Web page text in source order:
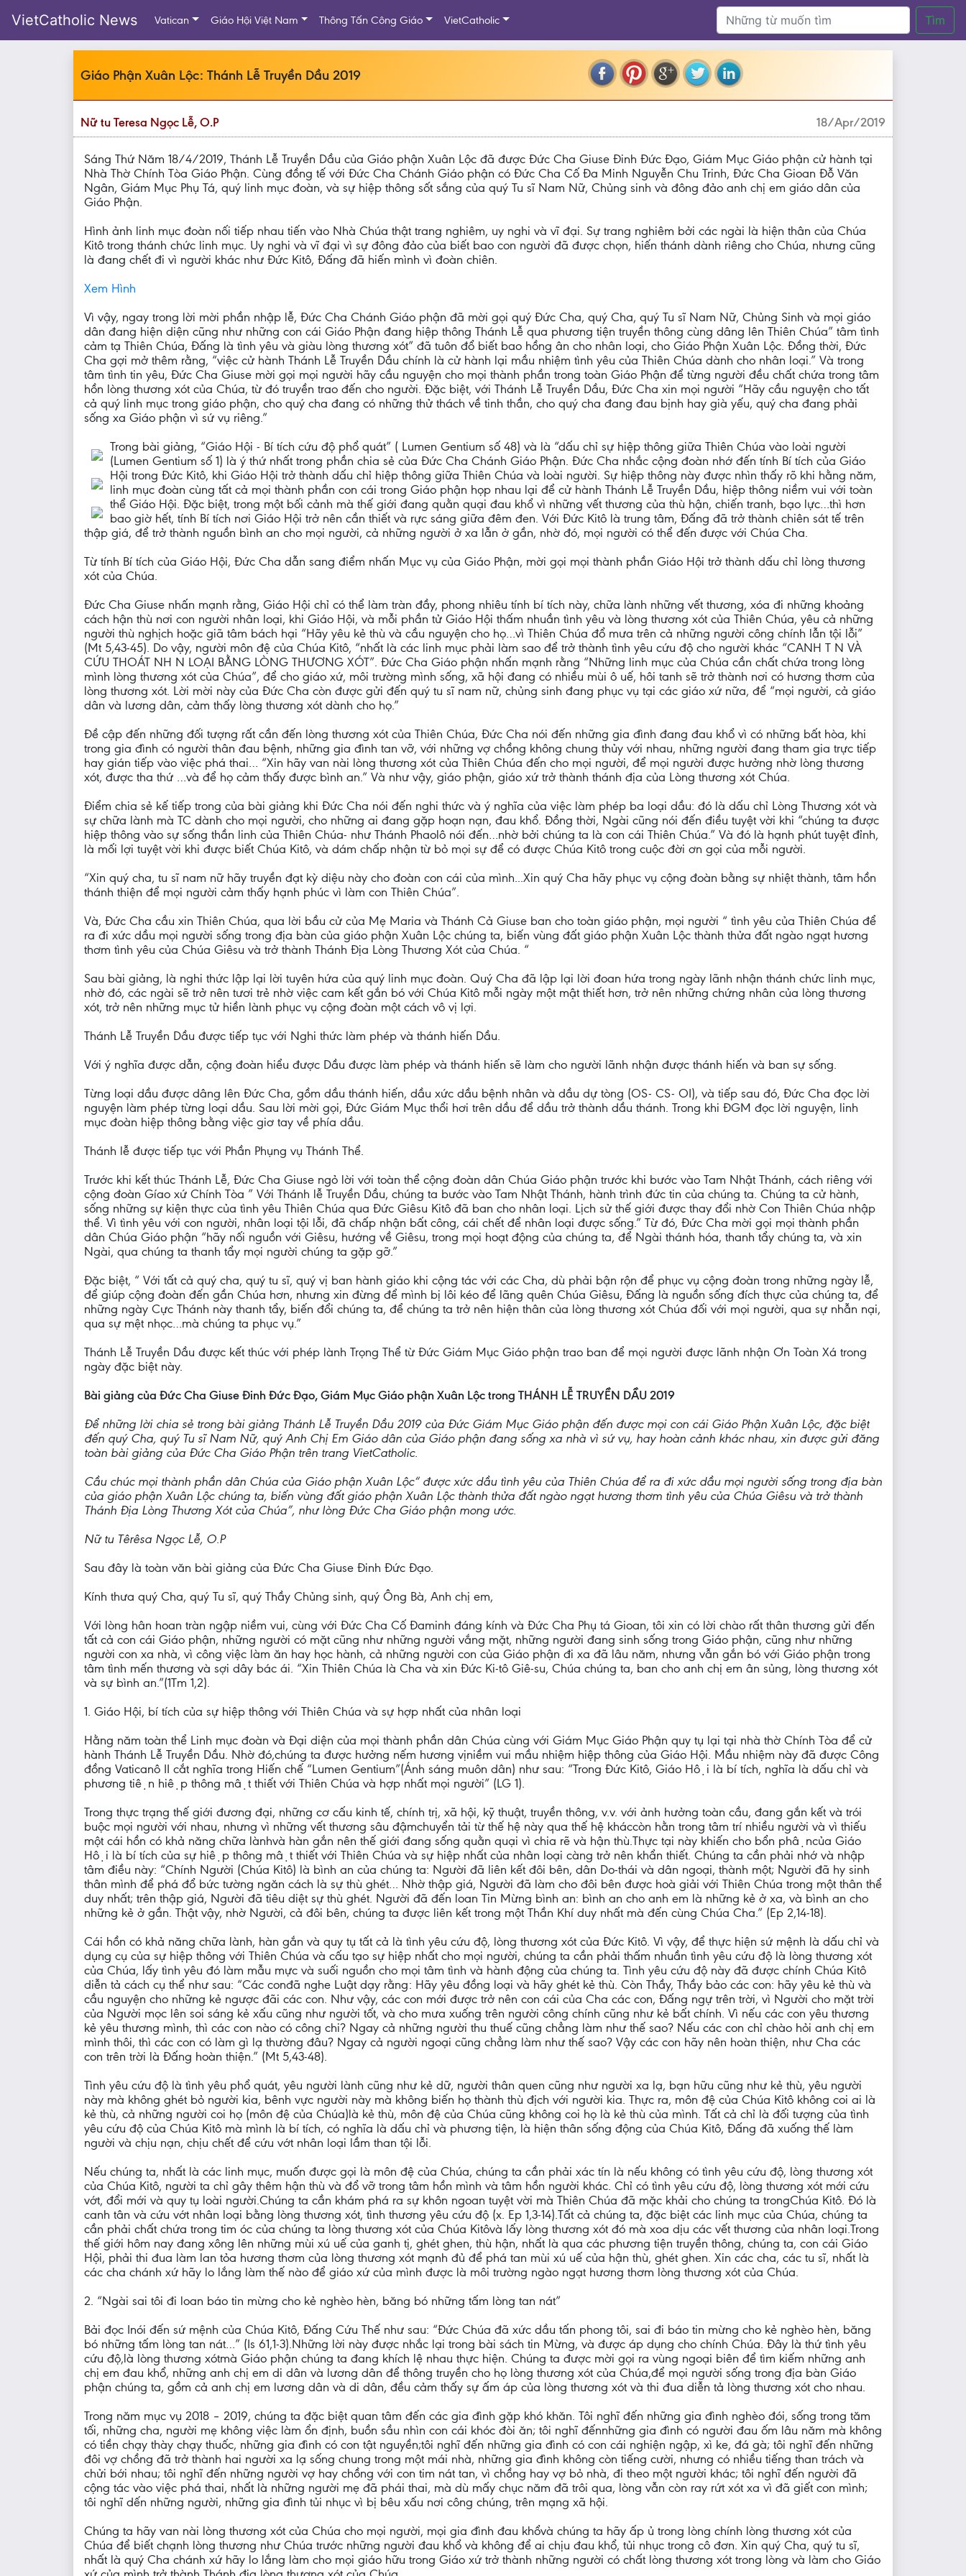
VietCatholic News Vatican Giáo Hội Việt Nam Thông Tấn Công Giáo VietCatholic Tìm
Giáo Phận Xuân Lộc: Thánh Lễ Truyền Dầu 2019
Nữ tu Teresa Ngọc Lễ, O.P 18/Apr/2019
Sáng Thứ Năm 18/4/2019, Thánh Lễ Truyền Dầu của Giáo phận Xuân Lộc đã được Đức Cha Giuse Đinh Đức Đạo, Giám Mục Giáo phận cử hành tại
Nhà Thờ Chính Tòa Giáo Phận. Cùng đồng tế với Đức Cha Chánh Giáo phận có Đức Cha Cố Đa Minh Nguyễn Chu Trinh, Đức Cha Gioan Đỗ Văn
Ngân, Giám Mục Phụ Tá, quý linh mục đoàn, và sự hiệp thông sốt sắng của quý Tu sĩ Nam Nữ, Chủng sinh và đông đảo anh chị em giáo dân của
Giáo Phận.
Hình ảnh linh mục đoàn nối tiếp nhau tiến vào Nhà Chúa thật trang nghiêm, uy nghi và vĩ đại. Sự trang nghiêm bởi các ngài là hiện thân của Chúa
Kitô trong thánh chức linh mục. Uy nghi và vĩ đại vì sự đông đảo của biết bao con người đã được chọn, hiến thánh dành riêng cho Chúa, nhưng cũng
là đang chết đi vì người khác như Đức Kitô, Đấng đã hiến mình vì đoàn chiên.
Xem Hình
Vì vậy, ngay trong lời mời phần nhập lễ, Đức Cha Chánh Giáo phận đã mời gọi quý Đức Cha, quý Cha, quý Tu sĩ Nam Nữ, Chủng Sinh và mọi giáo
dân đang hiện diện cũng như những con cái Giáo Phận đang hiệp thông Thánh Lễ qua phương tiện truyền thông cùng dâng lên Thiên Chúa” tâm tình
cảm tạ Thiên Chúa, Đấng là tình yêu và giàu lòng thương xót” đã tuôn đổ biết bao hồng ân cho nhân loại, cho Giáo Phận Xuân Lộc. Đồng thời, Đức
Cha gợi mở thêm rằng, “việc cử hành Thánh Lễ Truyền Dầu chính là cử hành lại mầu nhiệm tình yêu của Thiên Chúa dành cho nhân loại.” Và trong
tâm tình tin yêu, Đức Cha Giuse mời gọi mọi người hãy cầu nguyện cho mọi thành phần trong toàn Giáo Phận để từng người đều chất chứa trong tâm
hồn lòng thương xót của Chúa, từ đó truyền trao đến cho người. Đặc biệt, với Thánh Lễ Truyền Dầu, Đức Cha xin mọi người “Hãy cầu nguyện cho tất
cả quý linh mục trong giáo phận, cho quý cha đang có những thử thách về tinh thần, cho quý cha đang đau bịnh hay già yếu, quý cha đang phải
sống xa Giáo phận vì sứ vụ riêng.”
Trong bài giảng, “Giáo Hội - Bí tích cứu độ phổ quát” ( Lumen Gentium số 48) và là “dấu chỉ sự hiệp thông giữa Thiên Chúa vào loài người
(Lumen Gentium số 1) là ý thứ nhất trong phần chia sẻ của Đức Cha Chánh Giáo Phận. Đức Cha nhắc cộng đoàn nhớ đến tính Bí tích của Giáo
Hội trong Đức Kitô, khi Giáo Hội trở thành dấu chỉ hiệp thông giữa Thiên Chúa và loài người. Sự hiệp thông này được nhìn thấy rõ khi hằng năm,
linh mục đoàn cùng tất cả mọi thành phần con cái trong Giáo phận họp nhau lại để cử hành Thánh Lễ Truyền Dầu, hiệp thông niềm vui với toàn
thể Giáo Hội. Đặc biệt, trong một bối cảnh mà thế giới đang quằn quại đau khổ vì những vết thương của thù hận, chiến tranh, bạo lực…thì hơn
bao giờ hết, tính Bí tích nơi Giáo Hội trở nên cần thiết và rực sáng giữa đêm đen. Với Đức Kitô là trung tâm, Đấng đã trở thành chiên sát tế trên
thập giá, để trở thành nguồn bình an cho mọi người, cả những người ở xa lẫn ở gần, nhờ đó, mọi người có thể đến được với Chúa Cha.
Từ tính Bí tích của Giáo Hội, Đức Cha dẫn sang điểm nhấn Mục vụ của Giáo Phận, mời gọi mọi thành phần Giáo Hội trở thành dấu chỉ lòng thương
xót của Chúa.
Đức Cha Giuse nhấn mạnh rằng, Giáo Hội chỉ có thể làm tràn đầy, phong nhiêu tính bí tích này, chữa lành những vết thương, xóa đi những khoảng
cách hận thù nơi con người nhân loại, khi Giáo Hội, và mỗi phần tử Giáo Hội thấm nhuần tình yêu và lòng thương xót của Thiên Chúa, yêu cả những
người thù nghịch hoặc giã tâm bách hại “Hãy yêu kẻ thù và cầu nguyện cho họ…vì Thiên Chúa đổ mưa trên cả những người công chính lẫn tội lỗi”
(Mt 5,43-45). Do vậy, người môn đệ của Chúa Kitô, “nhất là các linh mục phải làm sao để trở thành tình yêu cứu độ cho người khác “CANH T N VÀ
CỨU THOÁT NH N LOẠI BẰNG LÒNG THƯƠNG XÓT”. Đức Cha Giáo phận nhấn mạnh rằng “Những linh mục của Chúa cần chất chứa trong lòng
mình lòng thương xót của Chúa”, để cho giáo xứ, môi trường mình sống, xã hội đang có nhiều mùi ô uế, hôi tanh sẽ trở thành nơi có hương thơm của
lòng thương xót. Lời mời này của Đức Cha còn được gửi đến quý tu sĩ nam nữ, chủng sinh đang phục vụ tại các giáo xứ nữa, để “mọi người, cả giáo
dân và lương dân, cảm thấy lòng thương xót dành cho họ.”
Đề cập đến những đối tượng rất cần đến lòng thương xót của Thiên Chúa, Đức Cha nói đến những gia đình đang đau khổ vì có những bất hòa, khi
trong gia đình có người thân đau bệnh, những gia đình tan vỡ, với những vợ chồng không chung thủy với nhau, những người đang tham gia trực tiếp
hay gián tiếp vào việc phá thai… “Xin hãy van nài lòng thương xót của Thiên Chúa đến cho mọi người, để mọi người được hưởng nhờ lòng thương
xót, được tha thứ …và để họ cảm thấy được bình an.” Và như vậy, giáo phận, giáo xứ trở thành thánh địa của Lòng thương xót Chúa.
Điểm chia sẻ kế tiếp trong của bài giảng khi Đức Cha nói đến nghi thức và ý nghĩa của việc làm phép ba loại dầu: đó là dấu chỉ Lòng Thương xót và
sự chữa lành mà TC dành cho mọi người, cho những ai đang gặp hoạn nạn, đau khổ. Đồng thời, Ngài cũng nói đến điều tuyệt vời khi “chúng ta được
hiệp thông vào sự sống thần linh của Thiên Chúa- như Thánh Phaolô nói đến…nhờ bởi chúng ta là con cái Thiên Chúa.” Và đó là hạnh phút tuyệt đỉnh,
là mối lợi tuyệt vời khi được biết Chúa Kitô, và dám chấp nhận từ bỏ mọi sự để có được Chúa Kitô trong cuộc đời ơn gọi của mỗi người.
“Xin quý cha, tu sĩ nam nữ hãy truyền đạt kỳ diệu này cho đoàn con cái của mình...Xin quý Cha hãy phục vụ cộng đoàn bằng sự nhiệt thành, tâm hồn
thánh thiện để mọi người cảm thấy hạnh phúc vì làm con Thiên Chúa”.
Và, Đức Cha cầu xin Thiên Chúa, qua lời bầu cử của Mẹ Maria và Thánh Cả Giuse ban cho toàn giáo phận, mọi người “ tình yêu của Thiên Chúa để
ra đi xức dầu mọi người sống trong địa bàn của giáo phận Xuân Lộc chúng ta, biến vùng đất giáo phận Xuân Lộc thành thửa đất ngào ngạt hương
thơm tình yêu của Chúa Giêsu và trở thành Thánh Địa Lòng Thương Xót của Chúa. “
Sau bài giảng, là nghi thức lập lại lời tuyên hứa của quý linh mục đoàn. Quý Cha đã lập lại lời đoan hứa trong ngày lãnh nhận thánh chức linh mục,
nhờ đó, các ngài sẽ trở nên tươi trẻ nhờ việc cam kết gắn bó với Chúa Kitô mỗi ngày một mật thiết hơn, trở nên những chứng nhân của lòng thương
xót, trở nên những mục tử hiền lành phục vụ cộng đoàn một cách vô vị lợi.
Thánh Lễ Truyền Dầu được tiếp tục với Nghi thức làm phép và thánh hiến Dầu.
Với ý nghĩa được dẫn, cộng đoàn hiểu được Dầu được làm phép và thánh hiến sẽ làm cho người lãnh nhận được thánh hiến và ban sự sống.
Từng loại dầu được dâng lên Đức Cha, gồm dầu thánh hiến, dầu xức dầu bệnh nhân và dầu dự tòng (OS- CS- OI), và tiếp sau đó, Đức Cha đọc lời
nguyện làm phép từng loại dầu. Sau lời mời gọi, Đức Giám Mục thổi hơi trên dầu để dầu trở thành dầu thánh. Trong khi ĐGM đọc lời nguyện, linh
mục đoàn hiệp thông bằng việc giơ tay về phía dầu.
Thánh lễ được tiếp tục với Phần Phụng vụ Thánh Thể.
Trước khi kết thúc Thánh Lễ, Đức Cha Giuse ngỏ lời với toàn thể cộng đoàn dân Chúa Giáo phận trước khi bước vào Tam Nhật Thánh, cách riêng với
cộng đoàn Gíao xứ Chính Tòa ” Với Thánh lễ Truyền Dầu, chúng ta bước vào Tam Nhật Thánh, hành trình đức tin của chúng ta. Chúng ta cử hành,
sống những sự kiện thực của tình yêu Thiên Chúa qua Đức Giêsu Kitô đã ban cho nhân loại. Lịch sử thế giới được thay đổi nhờ Con Thiên Chúa nhập
thể. Vì tình yêu với con người, nhân loại tội lỗi, đã chấp nhận bất công, cái chết để nhân loại được sống.” Từ đó, Đức Cha mời gọi mọi thành phần
dân Chúa Giáo phận “hãy nối nguồn với Giêsu, hướng về Giêsu, trong mọi hoạt động của chúng ta, để Ngài thánh hóa, thanh tẩy chúng ta, và xin
Ngài, qua chúng ta thanh tẩy mọi người chúng ta gặp gỡ.”
Đặc biệt, “ Với tất cả quý cha, quý tu sĩ, quý vị ban hành giáo khi cộng tác với các Cha, dù phải bận rộn để phục vụ cộng đoàn trong những ngày lễ,
để giúp cộng đoàn đến gần Chúa hơn, nhưng xin đừng để mình bị lôi kéo để lãng quên Chúa Giêsu, Đấng là nguồn sống đích thực của chúng ta, để
những ngày Cực Thánh này thanh tẩy, biến đổi chúng ta, để chúng ta trở nên hiện thân của lòng thương xót Chúa đối với mọi người, qua sự nhẫn nại,
qua sự mệt nhọc…mà chúng ta phục vụ.”
Thánh Lễ Truyền Dầu được kết thúc với phép lành Trọng Thể từ Đức Giám Mục Giáo phận trao ban để mọi người được lãnh nhận Ơn Toàn Xá trong
ngày đặc biệt này.
Bài giảng của Đức Cha Giuse Đinh Đức Đạo, Giám Mục Giáo phận Xuân Lộc trong THÁNH LỄ TRUYỀN DẦU 2019
Để những lời chia sẻ trong bài giảng Thánh Lễ Truyền Dầu 2019 của Đức Giám Mục Giáo phận đến được mọi con cái Giáo Phận Xuân Lộc, đặc biệt
đến quý Cha, quý Tu sĩ Nam Nữ, quý Anh Chị Em Giáo dân của Giáo phận đang sống xa nhà vì sứ vụ, hay hoàn cảnh khác nhau, xin được gửi đăng
toàn bài giảng của Đức Cha Giáo Phận trên trang VietCatholic.
Cầu chúc mọi thành phần dân Chúa của Giáo phận Xuân Lộc“ được xức dầu tình yêu của Thiên Chúa để ra đi xức dầu mọi người sống trong địa bàn
của giáo phận Xuân Lộc chúng ta, biến vùng đất giáo phận Xuân Lộc thành thửa đất ngào ngạt hương thơm tình yêu của Chúa Giêsu và trở thành
Thánh Địa Lòng Thương Xót của Chúa”, như lòng Đức Cha Giáo phận mong ước.
Nữ tu Têrêsa Ngọc Lễ, O.P
Sau đây là toàn văn bài giảng của Đức Cha Giuse Đinh Đức Đạo.
Kính thưa quý Cha, quý Tu sĩ, quý Thầy Chủng sinh, quý Ông Bà, Anh chị em,
Với lòng hân hoan tràn ngập niềm vui, cùng với Đức Cha Cố Đaminh đáng kính và Đức Cha Phụ tá Gioan, tôi xin có lời chào rất thân thương gửi đến
tất cả con cái Giáo phận, những người có mặt cũng như những người vắng mặt, những người đang sinh sống trong Giáo phận, cũng như những
người con xa nhà, vì công việc làm ăn hay học hành, cả những người con của Giáo phận đi xa đã lâu năm, nhưng vẫn gắn bó với Giáo phận trong
tâm tình mến thương và sợi dây bác ái. “Xin Thiên Chúa là Cha và xin Đức Ki-tô Giê-su, Chúa chúng ta, ban cho anh chị em ân sủng, lòng thương xót
và sự bình an.”(1Tm 1,2).
1. Giáo Hội, bí tích của sự hiệp thông với Thiên Chúa và sự hợp nhất của nhân loại
Hằng năm toàn thể Linh mục đoàn và Đại diện của mọi thành phần dân Chúa cùng với Giám Mục Giáo Phận quy tụ lại tại nhà thờ Chính Tòa để cử
hành Thánh Lễ Truyền Dầu. Nhờ đó,chúng ta được hưởng nếm hương vịniềm vui mầu nhiệm hiệp thông của Giáo Hội. Mầu nhiệm này đã được Công
đồng Vaticanô II cắt nghĩa trong Hiến chế “Lumen Gentium”(Ánh sáng muôn dân) như sau: “Trong Đức Kitô, Giáo Hội là bí tích, nghĩa là dấu chỉ và
phương tiện hiệp thông mật thiết với Thiên Chúa và hợp nhất mọi người” (LG 1).
Trong thực trạng thế giới đương đại, những cơ cấu kinh tế, chính trị, xã hội, kỹ thuật, truyền thông, v.v. với ảnh hưởng toàn cầu, đang gắn kết và trói
buộc mọi người với nhau, nhưng vì những vết thương sâu đậmchuyển tải từ thế hệ này qua thế hệ kháccòn hằn trong tâm trí nhiều người và vì thiếu
một cái hồn có khả năng chữa lànhvà hàn gắn nên thế giới đang sống quằn quại vì chia rẽ và hận thù.Thực tại này khiến cho bổn phậncủa Giáo
Hội là bí tích của sự hiệp thông mật thiết với Thiên Chúa và sự hiệp nhất của nhân loại càng trở nên khẩn thiết. Chúng ta cần phải nhớ và nhập
tâm điều này: “Chính Người (Chúa Kitô) là bình an của chúng ta: Người đã liên kết đôi bên, dân Do-thái và dân ngoại, thành một; Người đã hy sinh
thân mình để phá đổ bức tường ngăn cách là sự thù ghét… Nhờ thập giá, Người đã làm cho đôi bên được hoà giải với Thiên Chúa trong một thân thể
duy nhất; trên thập giá, Người đã tiêu diệt sự thù ghét. Người đã đến loan Tin Mừng bình an: bình an cho anh em là những kẻ ở xa, và bình an cho
những kẻ ở gần. Thật vậy, nhờ Người, cả đôi bên, chúng ta được liên kết trong một Thần Khí duy nhất mà đến cùng Chúa Cha.” (Ep 2,14-18).
Cái hồn có khả năng chữa lành, hàn gắn và quy tụ tất cả là tình yêu cứu độ, lòng thương xót của Đức Kitô. Vì vậy, để thực hiện sứ mệnh là dấu chỉ và
dụng cụ của sự hiệp thông với Thiên Chúa và cấu tạo sự hiệp nhất cho mọi người, chúng ta cần phải thấm nhuần tình yêu cứu độ là lòng thương xót
của Chúa, lấy tình yêu đó làm mẫu mực và suối nguồn cho mọi tâm tình và hành động của chúng ta. Tình yêu cứu độ này đã được chính Chúa Kitô
diễn tả cách cụ thể như sau: “Các conđã nghe Luật dạy rằng: Hãy yêu đồng loại và hãy ghét kẻ thù. Còn Thầy, Thầy bảo các con: hãy yêu kẻ thù và
cầu nguyện cho những kẻ ngược đãi các con. Như vậy, các con mới được trở nên con cái của Cha các con, Đấng ngự trên trời, vì Người cho mặt trời
của Người mọc lên soi sáng kẻ xấu cũng như người tốt, và cho mưa xuống trên người công chính cũng như kẻ bất chính. Vì nếu các con yêu thương
kẻ yêu thương mình, thì các con nào có công chi? Ngay cả những người thu thuế cũng chẳng làm như thế sao? Nếu các con chỉ chào hỏi anh chị em
mình thôi, thì các con có làm gì lạ thường đâu? Ngay cả người ngoại cũng chẳng làm như thế sao? Vậy các con hãy nên hoàn thiện, như Cha các
con trên trời là Đấng hoàn thiện.” (Mt 5,43-48).
Tình yêu cứu độ là tình yêu phổ quát, yêu người lành cũng như kẻ dữ, người thân quen cũng như người xa lạ, bạn hữu cũng như kẻ thù, yêu người
này mà không ghét bỏ người kia, bênh vực người này mà không biến họ thành thù địch với người kia. Thực ra, môn đệ của Chúa Kitô không coi ai là
kẻ thù, cả những người coi họ (môn đệ của Chúa)là kẻ thù, môn đệ của Chúa cũng không coi họ là kẻ thù của mình. Tất cả chỉ là đối tượng của tình
yêu cứu độ của Chúa Kitô mà mình là bí tích, có nghĩa là dấu chỉ và phương tiện, là hiện thân sống động của Chúa Kitô, Đấng đã xuống thế làm
người và chịu nạn, chịu chết để cứu vớt nhân loại lầm than tội lỗi.
Nếu chúng ta, nhất là các linh mục, muốn được gọi là môn đệ của Chúa, chúng ta cần phải xác tín là nếu không có tình yêu cứu độ, lòng thương xót
của Chúa Kitô, người ta chỉ gây thêm hận thù và đổ vỡ trong tâm hồn mình và tâm hồn người khác. Chỉ có tình yêu cứu độ, lòng thương xót mới cứu
vớt, đổi mới và quy tụ loài người.Chúng ta cần khám phá ra sự khôn ngoan tuyệt vời mà Thiên Chúa đã mặc khải cho chúng ta trongChúa Kitô. Đó là
canh tân và cứu vớt nhân loại bằng lòng thương xót, tình thương yêu cứu độ (x. Ep 1,3-14).Tất cả chúng ta, đặc biệt các linh mục của Chúa, chúng ta
cần phải chất chứa trong tim óc của chúng ta lòng thương xót của Chúa Kitôvà lấy lòng thương xót đó mà xoa dịu các vết thương của nhân loại.Trong
thế giới hôm nay đang xông lên những mùi xú uế của ganh tị, ghét ghen, thù hận, nhất là qua các phương tiện truyền thông, chúng ta, con cái Giáo
Hội, phải thi đua làm lan tỏa hương thơm của lòng thương xót mạnh đủ để phá tan mùi xú uế của hận thù, ghét ghen. Xin các cha, các tu sĩ, nhất là
các cha chánh xứ hãy lo lắng làm thế nào để giáo xứ của mình được là môi trường ngào ngạt hương thơm lòng thương xót của Chúa.
2. “Ngài sai tôi đi loan báo tin mừng cho kẻ nghèo hèn, băng bó những tấm lòng tan nát”
Bải đọc Inói đến sứ mệnh của Chúa Kitô, Đấng Cứu Thế như sau: “Đức Chúa đã xức dầu tấn phong tôi, sai đi báo tin mừng cho kẻ nghèo hèn, băng
bó những tấm lòng tan nát…” (Is 61,1-3).Những lời này được nhắc lại trong bài sách tin Mừng, và được áp dụng cho chính Chúa. Đây là thứ tình yêu
cứu độ,là lòng thương xótmà Giáo phận chúng ta đang khích lệ nhau thực hiện. Chúng ta được mời gọi ra vùng ngoại biên để tìm kiếm những anh
chị em đau khổ, những anh chị em di dân và lương dân để thông truyền cho họ lòng thương xót của Chúa,để mọi người sống trong địa bàn Giáo
phận chúng ta, gồm cả anh chị em lương dân và di dân, đều cảm thấy sự ấm áp của lòng thương xót và thi đua diễn tả lòng thương xót cho nhau.
Trong năm mục vụ 2018 – 2019, chúng ta đặc biệt quan tâm đến các gia đình gặp khó khăn. Tôi nghĩ đến những gia đình nghèo đói, sống trong tăm
tối, những cha, người mẹ không việc làm ổn định, buồn sầu nhìn con cái khóc đòi ăn; tôi nghĩ đếnnhững gia đình có người đau ốm lâu năm mà không
có tiền chạy thày chạy thuốc, những gia đình có con tật nguyền;tôi nghĩ đến những gia đình có con cái nghiện ngập, xì ke, đá gà; tôi nghĩ đến những
đôi vợ chồng đã trở thành hai người xa lạ sống chung trong một mái nhà, những gia đình không còn tiếng cười, nhưng có nhiều tiếng than trách và
chửi bới nhau; tôi nghĩ đến những người vợ hay chồng với con tim nát tan, vì chồng hay vợ bỏ nhà, đi theo một người khác; tôi nghĩ đến người đã
cộng tác vào việc phá thai, nhất là những người mẹ đã phái thai, mà dù mấy chục năm đã trôi qua, lòng vẫn còn ray rứt xót xa vì đã giết con mình;
tôi nghĩ dến những người, những gia đình tủi nhục vì bị bêu xấu nơi công chúng, trên mạng xã hội.
Chúng ta hãy van nài lòng thương xót của Chúa cho mọi người, mọi gia đình đau khổvà chúng ta hãy ấp ủ trong lòng chính lòng thương xót của
Chúa để biết chạnh lòng thương như Chúa trước những người đau khổ và không để ai chịu đau khổ, tủi nhục trong cô đơn. Xin quý Cha, quý tu sĩ,
nhất là quý Cha chánh xứ hãy lo lắng làm cho mọi giáo hữu trong Giáo xứ trở thành những người có chất lòng thương xót trong lòng và làm cho Giáo